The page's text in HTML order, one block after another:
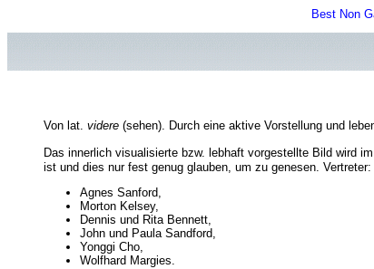
Best Non
Von lat. videre (sehen). Durch eine aktive Vorstellung und
Das innerlich visualisierte bzw. lebhaft vorgestellte Bild wird
ist und dies nur fest genug glauben, um zu genesen. Vertreter:
Agnes Sanford,
Morton Kelsey,
Dennis und Rita Bennett,
John und Paula Sandford,
Yonggi Cho,
Wolfhard Margies.